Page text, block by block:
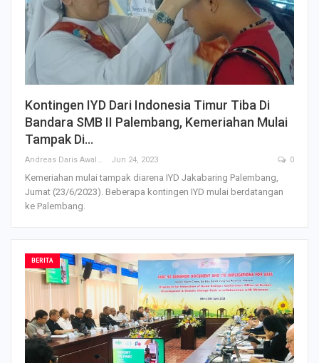
Kontingen IYD Dari Indonesia Timur Tiba Di
Bandara SMB II Palembang, Kemeriahan Mulai
Tampak Di…
Andreas Daris Awalistyo Jun 24, 2023 0
Kemeriahan mulai tampak diarena IYD Jakabaring Palembang,
Jumat (23/6/2023). Beberapa kontingen IYD mulai berdatangan
ke Palembang.
BERITA